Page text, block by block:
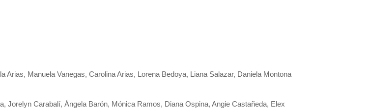
Arias, Manuela Vanegas, Carolina Arias, Lorena Bedoya, Liana Salazar, Daniela Montona
Jorelyn Carabalí, Ángela Barón, Mónica Ramos, Diana Ospina, Angie Castañeda, Elex